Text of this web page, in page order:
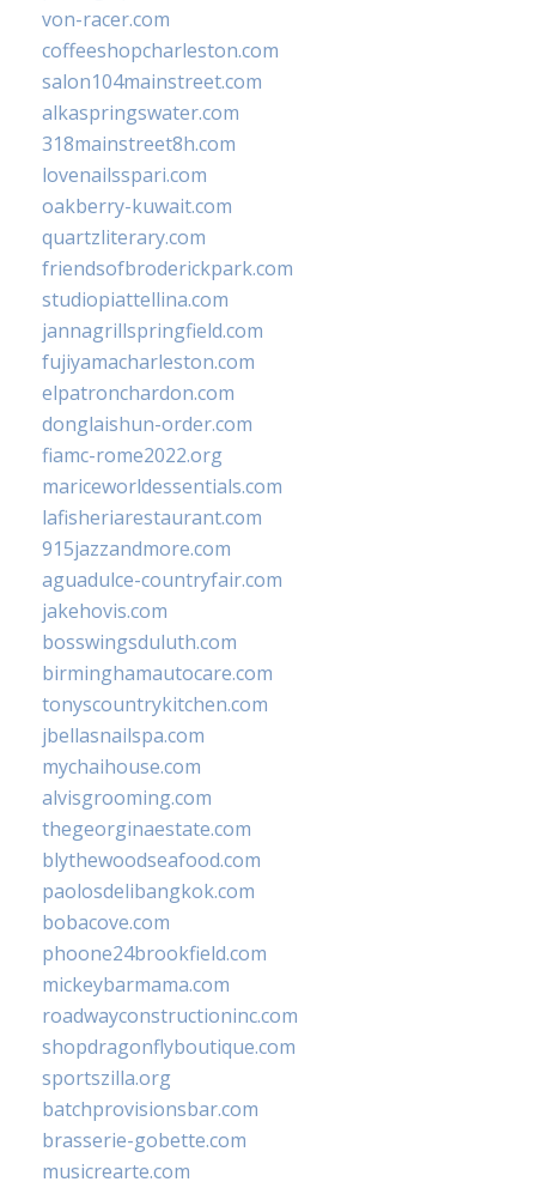
von-racer.com
coffeeshopcharleston.com
salon104mainstreet.com
alkaspringswater.com
318mainstreet8h.com
lovenailsspari.com
oakberry-kuwait.com
quartzliterary.com
friendsofbroderickpark.com
studiopiattellina.com
jannagrillspringfield.com
fujiyamacharleston.com
elpatronchardon.com
donglaishun-order.com
fiamc-rome2022.org
mariceworldessentials.com
lafisheriarestaurant.com
915jazzandmore.com
aguadulce-countryfair.com
jakehovis.com
bosswingsduluth.com
birminghamautocare.com
tonyscountrykitchen.com
jbellasnailspa.com
mychaihouse.com
alvisgrooming.com
thegeorginaestate.com
blythewoodseafood.com
paolosdelibangkok.com
bobacove.com
phoone24brookfield.com
mickeybarmama.com
roadwayconstructioninc.com
shopdragonflyboutique.com
sportszilla.org
batchprovisionsbar.com
brasserie-gobette.com
musicrearte.com